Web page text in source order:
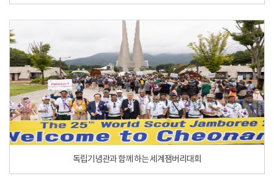
독립기념관과 함께 하는 세계잼버리대회